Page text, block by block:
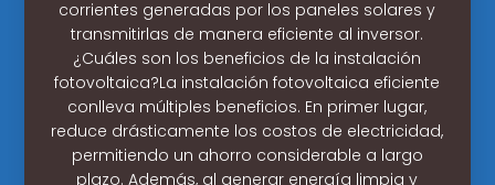
corrientes generadas por los paneles solares y
transmitirlas de manera eficiente al inversor.
¿Cuáles son los beneficios de la instalación
fotovoltaica?La instalación fotovoltaica eficiente
conlleva múltiples beneficios. En primer lugar,
reduce drásticamente los costos de electricidad,
permitiendo un ahorro considerable a largo
plazo. Además, al generar energía limpia y